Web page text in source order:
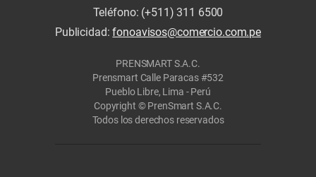
Teléfono: (+511) 311 6500
Publicidad:fonoavisos@comercio.com.pe
PRENSMART S.A.C.
Prensmart Calle Paracas #532
Pueblo Libre, Lima - Perú
Copyright © PrenSmart S.A.C.
Todos los derechos reservados